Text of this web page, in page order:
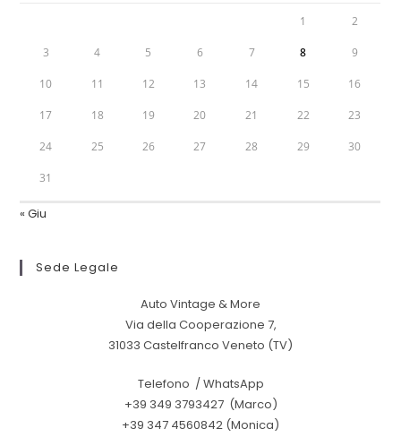
1 2
3 4 5 6 7 8 9
10 11 12 13 14 15 16
17 18 19 20 21 22 23
24 25 26 27 28 29 30
31
« Giu
Sede Legale
Auto Vintage & More
Via della Cooperazione 7,
31033 Castelfranco Veneto (TV)
Telefono / WhatsApp
+39 349 3793427 (Marco)
+39 347 4560842 (Monica)